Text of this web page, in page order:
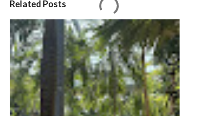
Related Posts
m
e
n
t
a
r
i